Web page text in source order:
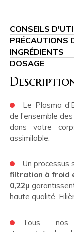
CONSEILS
PRÉCAUTIONS
INGRÉDIENTS
DOSAGE
Le Plasma
de l'ensemble
dans votre
assimilable.
Un processus
filtration à froid
0,22µ
haute qualité.
Tous